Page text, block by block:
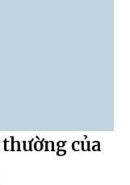
của